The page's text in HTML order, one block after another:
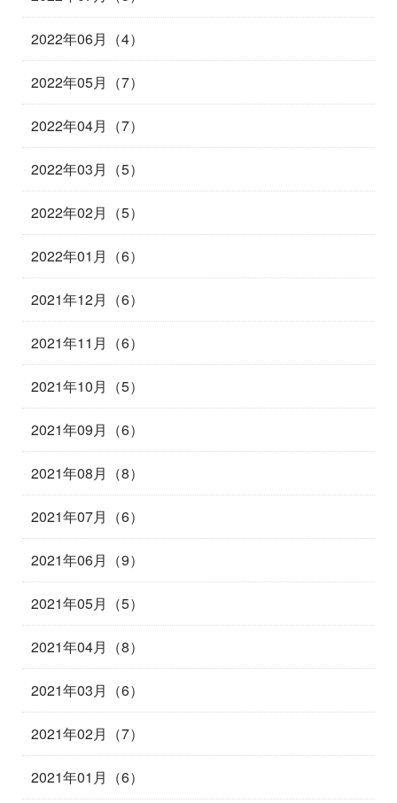
2022年06月（4）
2022年05月（7）
2022年04月（7）
2022年03月（5）
2022年02月（5）
2022年01月（6）
2021年12月（6）
2021年11月（6）
2021年10月（5）
2021年09月（6）
2021年08月（8）
2021年07月（6）
2021年06月（9）
2021年05月（5）
2021年04月（8）
2021年03月（6）
2021年02月（7）
2021年01月（6）